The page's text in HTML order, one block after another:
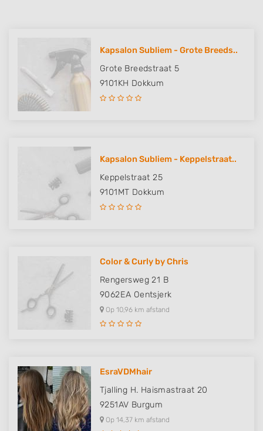
Kapsalon Subliem - Grote Breeds..
Grote Breedstraat 5
9101KH Dokkum
Kapsalon Subliem - Keppelstraat..
Keppelstraat 25
9101MT Dokkum
Color & Curly by Chris
Rengersweg 21 B
9062EA Oentsjerk
Op 10,96 km afstand
EsraVDMhair
Tjalling H. Haismastraat 20
9251AV Burgum
Op 14,37 km afstand